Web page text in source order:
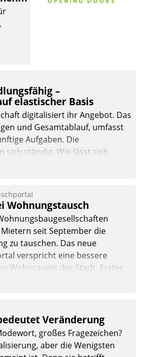
–
elastischer Basis
digitalisiert ihr Angebot. Das
und Gesamtablauf, umfasst
Aufgaben. Die
sich ständig. Wie lässt sich
wahren und zugleich Freiraum
Wohnungstausch
seit September die
zu tauschen. Das neue
verspricht eine bessere
Wohnraums der Stadt. Erster
Lösung API-Hub mit
Veränderung
großes Fragezeichen?
aber die Wenigsten